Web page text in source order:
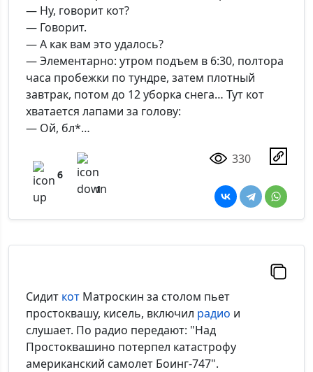
— Ну, говорит кот?
— Говорит.
— А как вам это удалось?
— Элементарно: утром подъем в 6:30, полтора
часа пробежки по тундре, затем плотный
завтрак, потом до 12 уборка снега… Тут кот
хватается лапами за голову:
— Ой, бл*…
6
1
330
Сидит кот Матроскин за столом пьет
простоквашу, кисель, включил радио и
слушает. По радио передают: "Над
Простоквашино потерпел катастрофу
американский самолет Боинг-747".